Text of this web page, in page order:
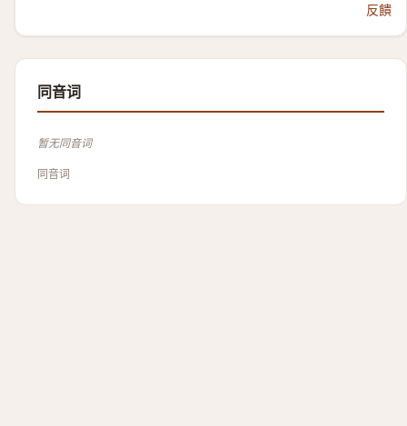
反饋
同音词
暂无同音词
同音词